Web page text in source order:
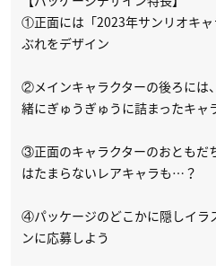
①正面には「2023年サンリオキャ
ぶれをデザイン
②メインキャラクターの後ろには
緒にぎゅうぎゅうに詰まったキャ
③正面のキャラクターのおともだ
はたまらないレアキャラも…？
④パッケージのどこかに隠しイラ
ンに応募しよう